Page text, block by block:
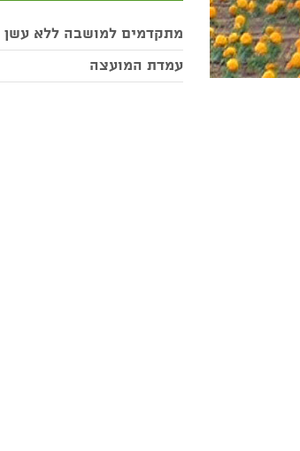
מתקדמים למושבה ללא עשן
עמדת המועצה